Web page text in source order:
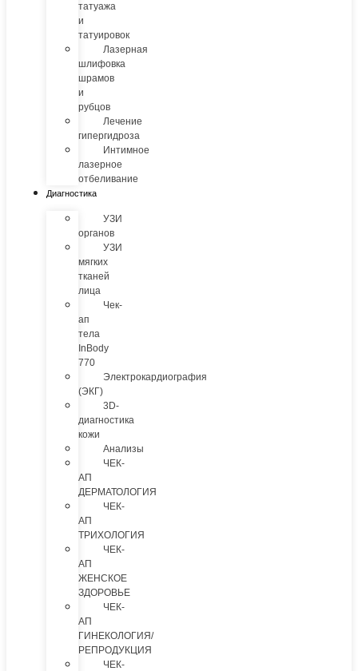
татуажа
и
татуировок
Лазерная
шлифовка
шрамов
и
рубцов
Лечение
гипергидроза
Интимное
лазерное
отбеливание
Диагностика
УЗИ
органов
УЗИ
мягких
тканей
лица
Чек-
ап
тела
InBody
770
Электрокардиография
(ЭКГ)
3D-
диагностика
кожи
Анализы
ЧЕК-
АП
ДЕРМАТОЛОГИЯ
ЧЕК-
АП
ТРИХОЛОГИЯ
ЧЕК-
АП
ЖЕНСКОЕ
ЗДОРОВЬЕ
ЧЕК-
АП
ГИНЕКОЛОГИЯ/
РЕПРОДУКЦИЯ
ЧЕК-